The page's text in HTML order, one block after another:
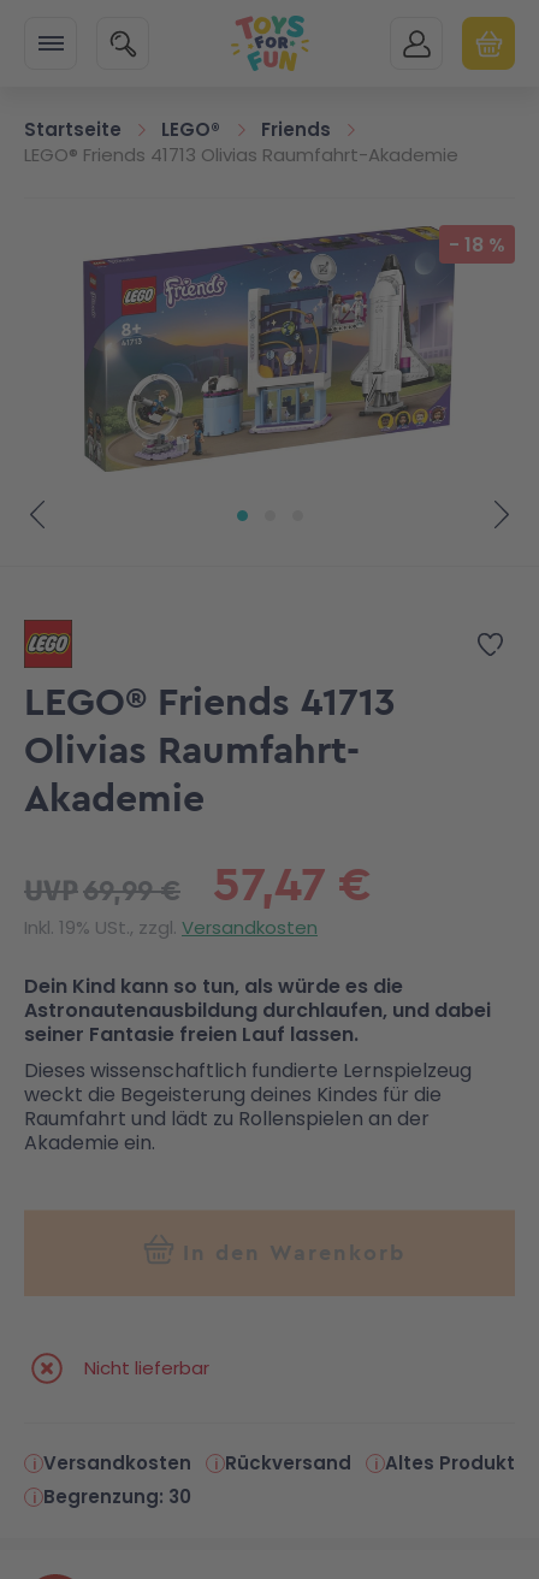
SUCHE MEIN KONTO
Startseite LEGO®
Friends
LEGO® Friends 41713 Olivias Raumfahrt-Akademie
Zum Ende der Bildgalerie springen - 18 %
Zur
LEGO® Friends 41713
Olivias Raumfahrt-
Akademie
57,47 €
UVP69,99 €
Inkl. 19% USt., zzgl. Versandkosten
Dein Kind kann so tun, als würde es die
Astronautenausbildung durchlaufen, und dabei
seiner Fantasie freien Lauf lassen.
Dieses wissenschaftlich fundierte Lernspielzeug
weckt die Begeisterung deines Kindes für die
Raumfahrt und lädt zu Rollenspielen an der
Akademie ein.
In den Warenkorb
Nicht lieferbar
Versandkosten Rückversand
Altes Produkt
Begrenzung: 30